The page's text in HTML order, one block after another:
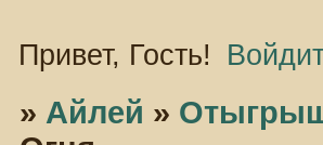
Привет, Гость!
» Айлей »